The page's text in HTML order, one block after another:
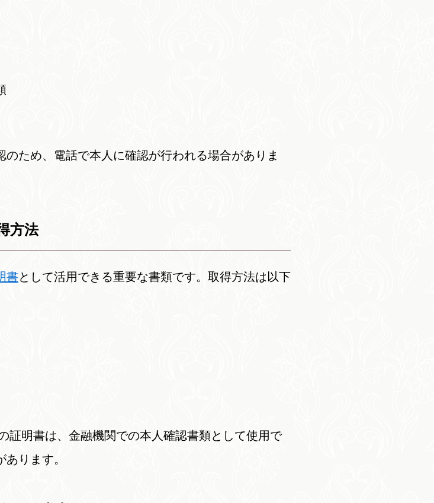
ため、電話で本人に確認が行われる場合がありま
方法
書として活用できる重要な書類です。取得方法は以下
証明書は、金融機関での本人確認書類として使用で
ります。